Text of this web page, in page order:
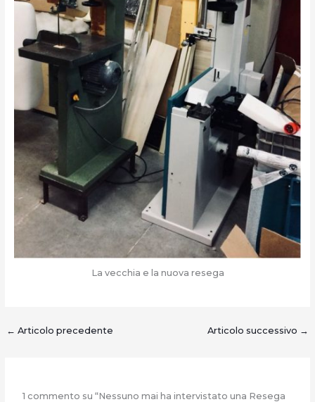
La vecchia e la nuova resega
← Articolo precedente Articolo successivo →
1 commento su “Nessuno mai ha intervistato una Resega